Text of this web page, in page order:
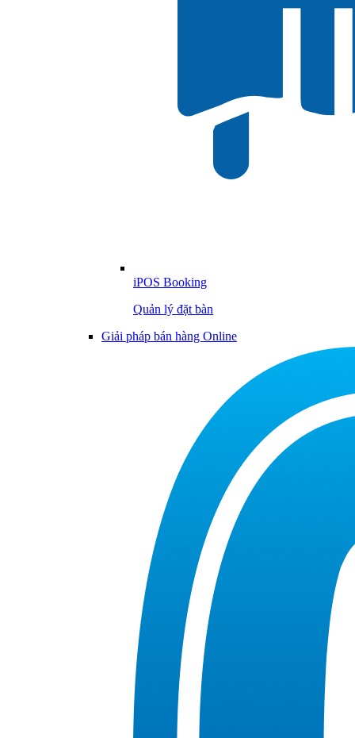
iPOS Booking
Quản lý đặt bàn
Giải pháp bán hàng Online